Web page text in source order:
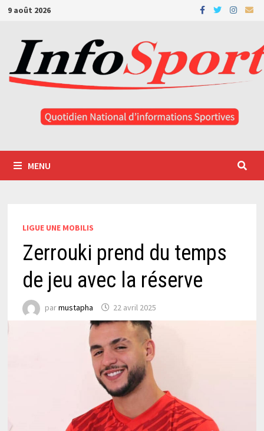
Passer
contenu
9 août 2026
MENU
LIGUE UNE MOBILIS
Zerrouki prend du temps
de jeu avec la réserve
parmustapha 22 avril 2025